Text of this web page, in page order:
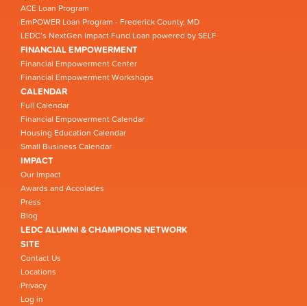
ACE Loan Program
EmPOWER Loan Program - Frederick County, MD
LEDC’s NextGen Impact Fund Loan powered by SELF
FINANCIAL EMPOWERMENT
Financial Empowerment Center
Financial Empowerment Workshops
CALENDAR
Full Calendar
Financial Empowerment Calendar
Housing Education Calendar
Small Business Calendar
IMPACT
Our Impact
Awards and Accolades
Press
Blog
LEDC ALUMNI & CHAMPIONS NETWORK
SITE
Contact Us
Locations
Privacy
Log in